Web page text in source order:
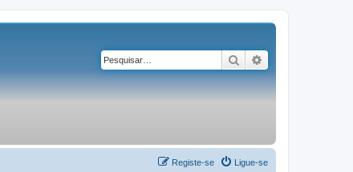
Pesquisar
Ligue-se
Registe-se